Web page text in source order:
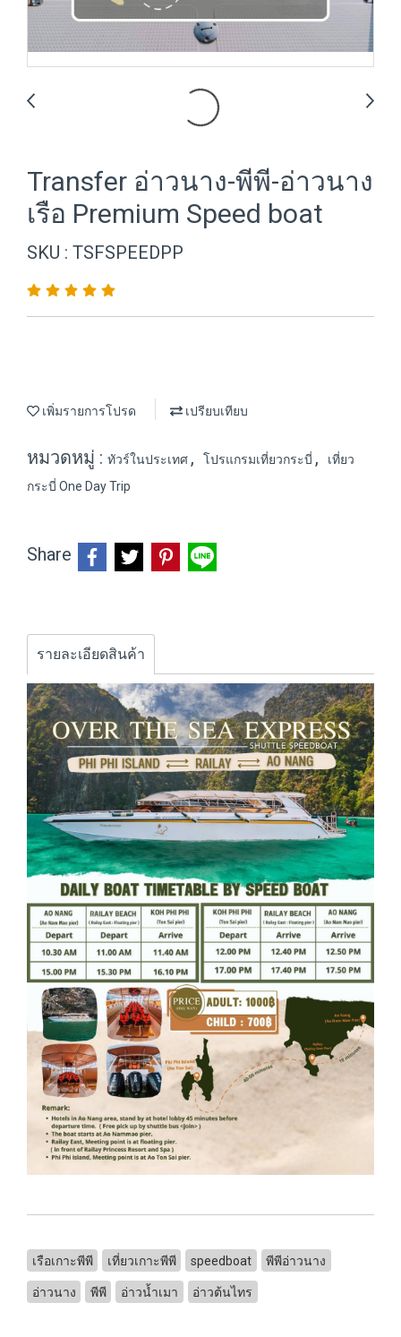
Transfer อ่าวนาง-พีพี-อ่าวนาง
เรือ Premium Speed boat
SKU : TSFSPEEDPP
เพิ่มรายการโปรด เปรียบเทียบ
หมวดหมู่ : ทัวร์ในประเทศ , โปรแกรมเที่ยวกระบี่ ,
เที่ยว
กระบี่ One Day Trip
Share
รายละเอียดสินค้า
เรือเกาะพีพี เที่ยวเกาะพีพี speedboat พีพีอ่าวนาง
อ่าวนาง พีพี อ่าวน้ำเมา อ่าวต้นไทร